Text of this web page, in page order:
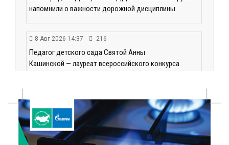
напомнили о важности дорожной дисциплины
8 Авг 2026 14:37 216
Педагог детского сада Святой Анны
Кашинской — лауреат всероссийского конкурса
Тверские экологи сняли на видео медвежий обед
8 Авг 2026 14:14 173